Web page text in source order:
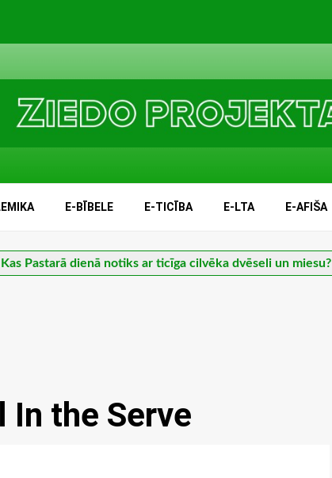
E-BĪBELE E-TICĪBA E-LTA E-AFIŠA
Pastarā dienā notiks ar ticīga cilvēka dvēseli un miesu?
In the Serve